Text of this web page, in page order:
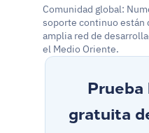
Comunidad global:
soporte continuo están
amplia red de
el Medio Oriente.
Prueba
gratuita